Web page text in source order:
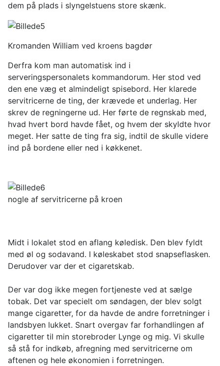
dem på plads i slyngelstuens store skænk.
Kromanden William ved kroens bagdør
Derfra kom man automatisk ind i
serveringspersonalets kommandorum. Her stod ved
den ene væg et almindeligt spisebord. Her klarede
servitricerne de ting, der krævede et underlag. Her
skrev de regningerne ud. Her førte de regnskab med,
hvad hvert bord havde fået, og hvem der skyldte hvor
meget. Her satte de ting fra sig, indtil de skulle videre
ind på bordene eller ned i køkkenet.
nogle af servitricerne på kroen
Midt i lokalet stod en aflang køledisk. Den blev fyldt
med øl og sodavand. I køleskabet stod snapseflasken.
Derudover var der et cigaretskab.
Der var dog ikke megen fortjeneste ved at sælge
tobak. Det var specielt om søndagen, der blev solgt
mange cigaretter, for da havde de andre forretninger i
landsbyen lukket. Snart overgav far forhandlingen af
cigaretter til min storebroder Lynge og mig. Vi skulle
så stå for indkøb, afregning med servitricerne om
aftenen og hele økonomien i forretningen.